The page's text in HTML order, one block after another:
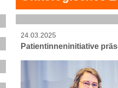
24.03.2025
Patientinneninitiative